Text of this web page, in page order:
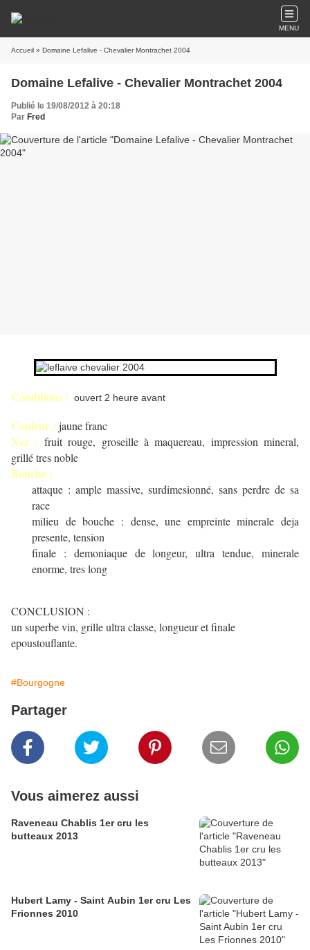
MENU
Accueil » Domaine Lefalive - Chevalier Montrachet 2004
Domaine Lefalive - Chevalier Montrachet 2004
Publié le 19/08/2012 à 20:18
Par Fred
Conditions : ouvert 2 heure avant
Couleur : jaune franc
Nez : fruit rouge, groseille à maquereau, impression mineral,
grillé tres noble
Bouche :
attaque : ample massive, surdimesionné, sans perdre de sa
race
milieu de bouche : dense, une empreinte minerale deja
presente, tension
finale : demoniaque de longeur, ultra tendue, minerale
enorme, tres long
CONCLUSION :
un superbe vin, grille ultra classe, longueur et finale
epoustouflante.
#Bourgogne
Partager
Vous aimerez aussi
Raveneau Chablis 1er cru les
butteaux 2013
Hubert Lamy - Saint Aubin 1er cru Les
Frionnes 2010